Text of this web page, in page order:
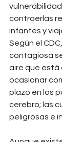
contraerlas
infantes y
Según el
contagiosa
aire que está
ocasionar
plazo en los
cerebro; las
peligrosas e